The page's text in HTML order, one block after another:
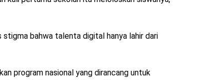
bahwa talenta digital hanya lahir dari
program nasional yang dirancang untuk